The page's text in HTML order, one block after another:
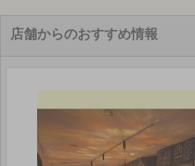
店舗からのおすすめ情報